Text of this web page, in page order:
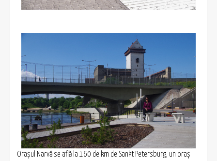
Oraşul Narvă se află la 160 de km de Sankt Petersburg, un oraş